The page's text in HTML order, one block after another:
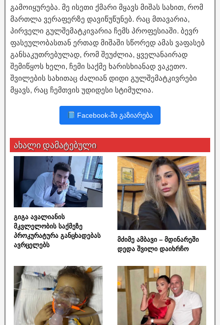
გამოიყურება. მე ისეთი ქმარი მყავს მიშას სახით, რომ
მართლა ვერაფერზე დავიწუწუნებ. რაც მთავარია,
პირველი გულშემატკივარია ჩემს პროფესიაში. ბევრ
ფასეულობასთან ერთად მიშაში სწორედ ამას ვაფასებ
განსაკუთრებულად, რომ შეუძლია, ყველანაირად
შემიწყოს ხელი, ჩემი საქმე ხარისხიანად ვაკეთო.
შვილების სახითაც ძალიან დიდი გულშემატკივრები
მყავს, რაც ჩემთვის უდიდესი სტიმულია.
Facebook-ში გაზიარება
ახალი დამატებული
გიგა ავალიანის
მკვლელობის საქმეზე
პროკურატურა განცხადებას
ავრცელებს
მძიმე ამბავი – მდინარეში
დედა შვილი დაიხრჩო